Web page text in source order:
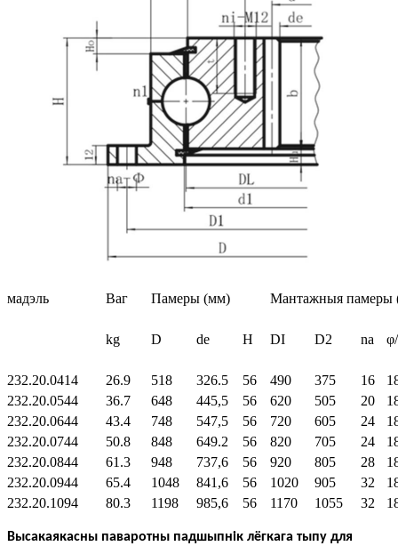
мадэль Ваг Памеры (мм) Мантажныя памеры
kg D de H DI D2 na
232.20.0414 26.9 518 326.5 56 490 375 16
232.20.0544
36.7 648 445,5 56 620 505 20
232.20.0644
43.4 748 547,5 56 720 605 24
232.20.0744
50.8 848 649.2 56 820 705 24
232.20.0844
61.3 948 737,6 56 920 805 28
232.20.0944
65.4 1048 841,6 56 1020 905 32
232.20.1094
80.3 1198 985,6 56 1170 1055 32
Высакаякасны паваротны падшыпнік лёгкага тыпу для